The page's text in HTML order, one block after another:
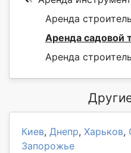
Аренда
Аренда садовой
Аренда
Киев, Днепр, Харьков,
Запорожье